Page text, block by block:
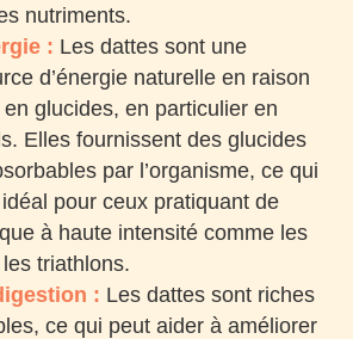
nutriments.
: Les dattes sont une
d’énergie naturelle en raison
glucides, en particulier en
Elles fournissent des glucides
par l’organisme, ce qui
pour ceux pratiquant de
à haute intensité comme les
triathlons.
: Les dattes sont riches
ce qui peut aider à améliorer